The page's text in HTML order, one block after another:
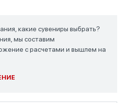
какие сувениры выбрать?
мы составим
с расчетами и вышлем на